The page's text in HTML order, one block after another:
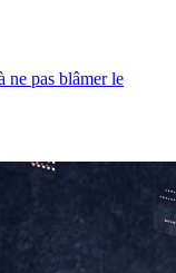
ne pas blâmer le